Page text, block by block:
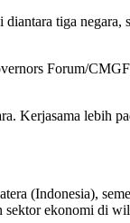
tiga negara,
Forum/
Kerjasama lebih
(Indonesia),
ekonomi di